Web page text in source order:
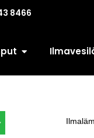
8466
Open